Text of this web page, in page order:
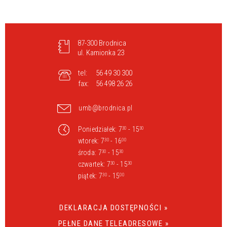
87-300 Brodnica
ul. Kamionka 23
tel:
56 49 30 300
fax:
56 498 26 26
umb@brodnica.pl
Poniedziałek: 730 - 1530
wtorek: 730- 1600
środa: 730 - 1530
czwartek: 730 - 1530
piątek: 730- 1500
DEKLARACJA DOSTĘPNOŚCI »
PEŁNE DANE TELEADRESOWE »